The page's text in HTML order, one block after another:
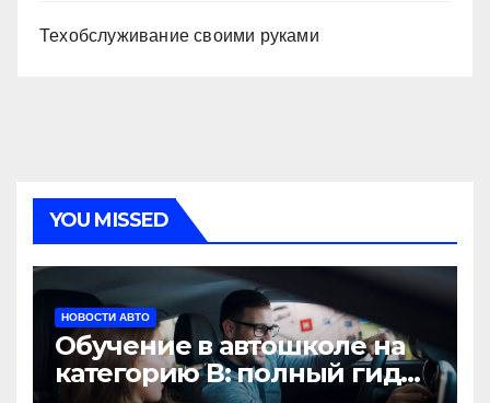
Техобслуживание своими руками
YOU MISSED
НОВОСТИ АВТО
Обучение в автошколе на
категорию В: полный гид